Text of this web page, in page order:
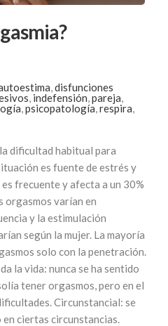
,disfunciones
, indefensión,pareja,
,psicopatología,respira,
dificultad habitual para
es fuente de estrés y
frecuente y afecta a un 30%
orgasmos varían en
y la estimulación
según la mujer. La mayoría
solo con la penetración.
la vida: nunca se ha sentido
tener orgasmos, pero en el
Circunstancial: se
ciertas circunstancias.